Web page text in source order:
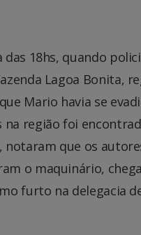
18hs, quando
Lagoa Bonita,
Mario havia se
na região foi
notaram que os
o maquinário,
furto na delegacia